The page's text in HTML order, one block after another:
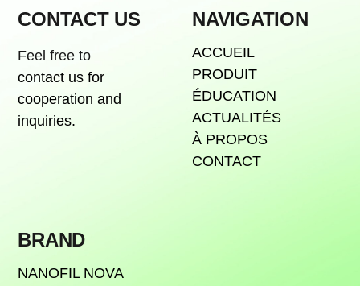
CONTACT US
Feel free to
contact us for
cooperation and
inquiries.
NAVIGATION
ACCUEIL
PRODUIT
ÉDUCATION
ACTUALITÉS
À PROPOS
CONTACT
BRAND
NANOFIL NOVA